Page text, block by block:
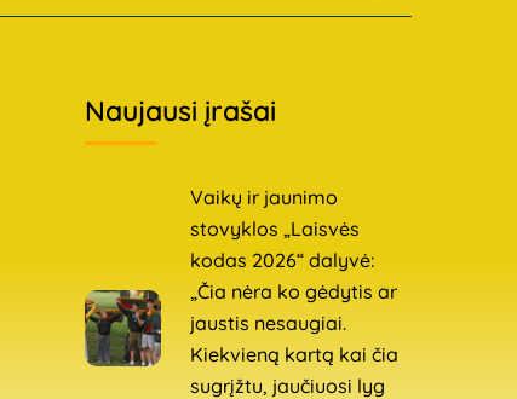
Naujausi įrašai
Vaikų ir jaunimo
stovyklos „Laisvės
kodas 2026“ dalyvė:
„Čia nėra ko gėdytis ar
jaustis nesaugiai.
Kiekvieną kartą kai čia
sugrįžtu, jaučiuosi lyg